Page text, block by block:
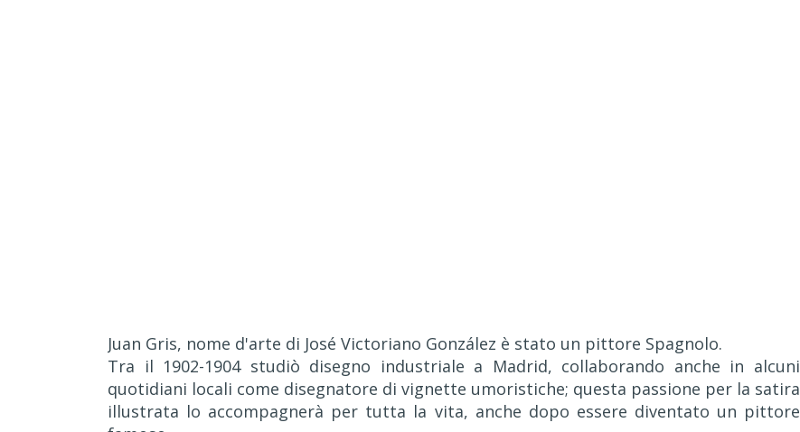
Juan Gris, nome d'arte di José Victoriano González è stato un pittore Spagnolo.
Tra il 1902-1904 studiò disegno industriale a Madrid, collaborando anche in alcuni
quotidiani locali come disegnatore di vignette umoristiche; questa passione per la satira
illustrata lo accompagnerà per tutta la vita, anche dopo essere diventato un pittore